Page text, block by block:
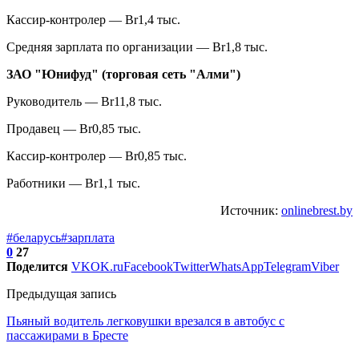
Кассир-контролер — Br1,4 тыс.
Средняя зарплата по организации — Br1,8 тыс.
ЗАО "Юнифуд" (торговая сеть "Алми")
Руководитель — Br11,8 тыс.
Продавец — Br0,85 тыс.
Кассир-контролер — Br0,85 тыс.
Работники — Br1,1 тыс.
Источник: onlinebrest.by
#беларусь#зарплата
0 27
Поделится VKOK.ruFacebookTwitterWhatsAppTelegramViber
Предыдущая запись
Пьяный водитель легковушки врезался в автобус с
пассажирами в Бресте